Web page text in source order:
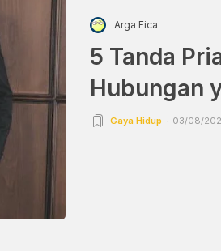
Arga Fica
5 Tanda
Hubungan
Gaya Hidup 03/08/